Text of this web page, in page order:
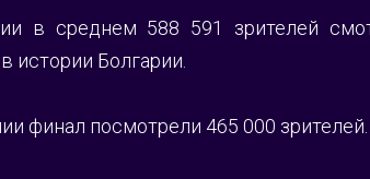
в среднем 588 591 зрителей
истории Болгарии.
финал посмотрели 465 000 зрителей.